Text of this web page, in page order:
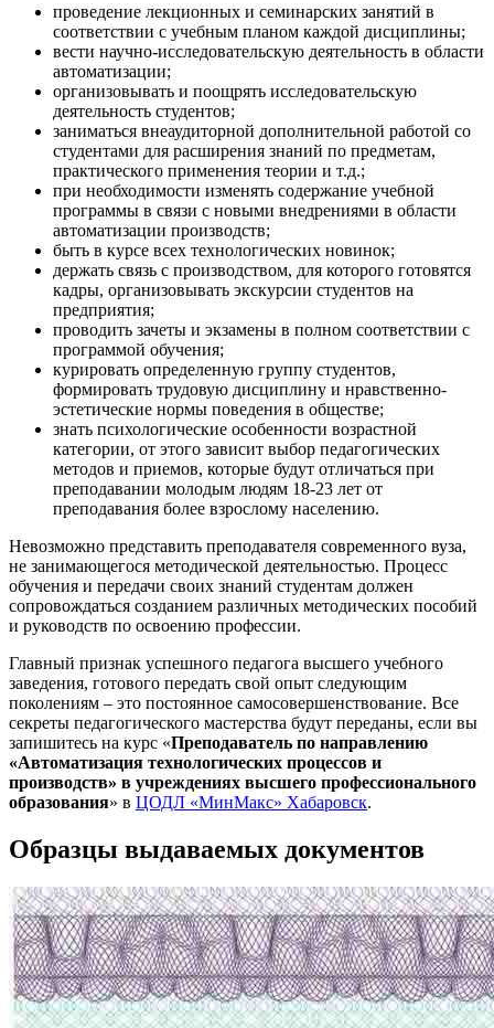
проведение лекционных и семинарских занятий в
соответствии с учебным планом каждой дисциплины;
вести научно-исследовательскую деятельность в области
автоматизации;
организовывать и поощрять исследовательскую
деятельность студентов;
заниматься внеаудиторной дополнительной работой со
студентами для расширения знаний по предметам,
практического применения теории и т.д.;
при необходимости изменять содержание учебной
программы в связи с новыми внедрениями в области
автоматизации производств;
быть в курсе всех технологических новинок;
держать связь с производством, для которого готовятся
кадры, организовывать экскурсии студентов на
предприятия;
проводить зачеты и экзамены в полном соответствии с
программой обучения;
курировать определенную группу студентов,
формировать трудовую дисциплину и нравственно-
эстетические нормы поведения в обществе;
знать психологические особенности возрастной
категории, от этого зависит выбор педагогических
методов и приемов, которые будут отличаться при
преподавании молодым людям 18-23 лет от
преподавания более взрослому населению.
Невозможно представить преподавателя современного вуза,
не занимающегося методической деятельностью. Процесс
обучения и передачи своих знаний студентам должен
сопровождаться созданием различных методических пособий
и руководств по освоению профессии.
Главный признак успешного педагога высшего учебного
заведения, готового передать свой опыт следующим
поколениям – это постоянное самосовершенствование. Все
секреты педагогического мастерства будут переданы, если вы
запишитесь на курс «Преподаватель по направлению
«Автоматизация технологических процессов и
производств» в учреждениях высшего профессионального
образования» в ЦОДЛ «МинМакс» Хабаровск.
Образцы выдаваемых документов